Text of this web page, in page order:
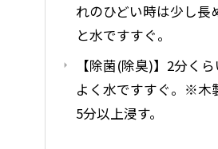
れのひどい時は少し長
と水ですすぐ。
【除菌(除臭)】2分くら
よく水ですすぐ。※木
5分以上浸す。